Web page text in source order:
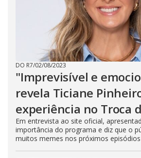
DO R7/02/08/2023
"Imprevisível e
revela Ticiane
experiência no Troca
Em entrevista ao site oficial,
importância do programa e diz que o
muitos memes nos próximos episódios